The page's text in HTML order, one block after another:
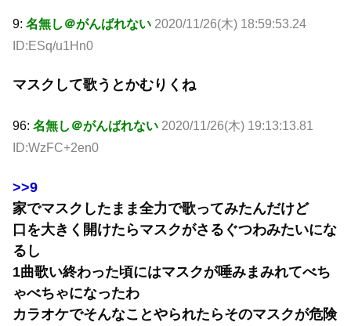
9: 名無し＠がんばれない 2020/11/26(木) 18:59:53.24
ID:ESq/u1Hn0
マスクして歌うとかむりくね
96: 名無し＠がんばれない 2020/11/26(木) 19:13:13.81
ID:WzFC+2en0
>>9
家でマスクしたまま全力で歌ってみたんだけど
口を大きく開けたらマスクがさるぐつわみたいにな
るし
1曲歌い終わった頃にはマスクが唾みまみれてべち
ゃべちゃになったわ
カラオケでそんなことやられたらそのマスクが危険